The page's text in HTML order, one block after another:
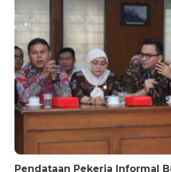
Pendataan Pekerja Informal